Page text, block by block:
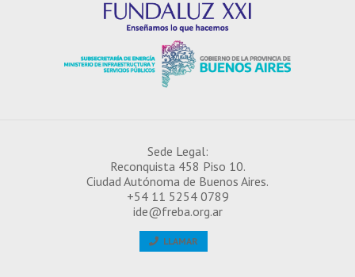
¿CÓMO INSCRIBIRSE EN EL IDE?
Sede Legal:
Reconquista 458 Piso 10.
Ciudad Autónoma de Buenos Aires.
+54 11 5254 0789
ide@freba.org.ar
LLAMAR